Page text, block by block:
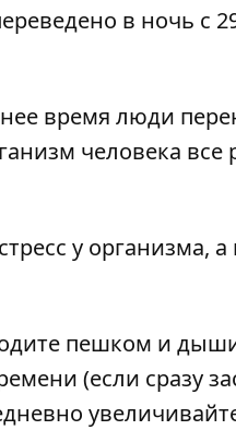
в ночь с
время люди
человека
у организма,
пешком и
(если сразу